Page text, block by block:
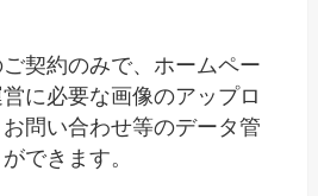
契約のみで、ホームペー
に必要な画像のアップロ
問い合わせ等のデータ管
できます。